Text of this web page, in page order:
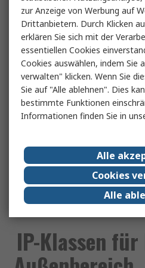
schräg, etwa in einem Winkel
Deutschland
von 700 mm/Jahr reicht eine
vollkommen aus.
In diesem Sinne ist es auch
ein Wert von IPX6 oder
bezieht, dass ein solch
für IPX5 gelten, also Schutz
einer Düse. Nehmen Sie Ihr
Bad mit, aber lassen Sie es
draußen.
IP-Klassen
zur Anzeige von Werbung auf
Drittanbietern. Durch Klicken
erklären Sie sich mit der
essentiellen Cookies
Cookies auswählen, indem Sie
verwalten" klicken. Wenn Sie
Sie auf "Alle ablehnen". Dies
bestimmte Funktionen
Informationen finden Sie in
Alle
Cookies
Alle